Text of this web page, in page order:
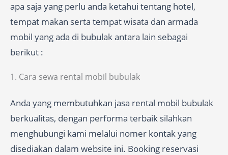
apa saja yang perlu anda ketahui tentang hotel,
tempat makan serta tempat wisata dan armada
mobil yang ada di bubulak antara lain sebagai
berikut :
1. Cara sewa rental mobil bubulak
Anda yang membutuhkan jasa rental mobil bubulak
berkualitas, dengan performa terbaik silahkan
menghubungi kami melalui nomer kontak yang
disediakan dalam website ini. Booking reservasi